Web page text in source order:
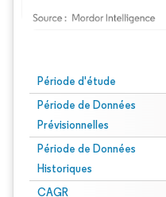
Période d'étude
Période de Données
Prévisionnelles
Période de Données
Historiques
CAGR